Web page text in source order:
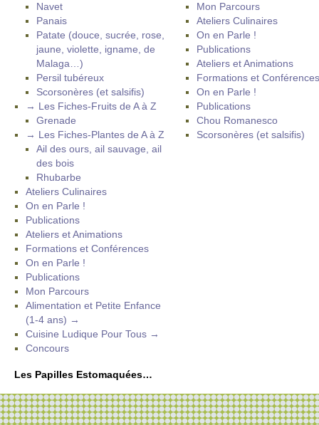
Navet
Panais
Patate (douce, sucrée, rose,
jaune, violette, igname, de
Malaga…)
Persil tubéreux
Scorsonères (et salsifis)
→ Les Fiches-Fruits de A à Z
Grenade
→ Les Fiches-Plantes de A à Z
Ail des ours, ail sauvage, ail
des bois
Rhubarbe
Ateliers Culinaires
On en Parle !
Publications
Ateliers et Animations
Formations et Conférences
On en Parle !
Publications
Mon Parcours
Alimentation et Petite Enfance
(1-4 ans) →
Cuisine Ludique Pour Tous →
Concours
Mon Parcours
Ateliers Culinaires
On en Parle !
Publications
Ateliers et Animations
Formations et Conférences
On en Parle !
Publications
Chou Romanesco
Scorsonères (et salsifis)
Les Papilles Estomaquées…